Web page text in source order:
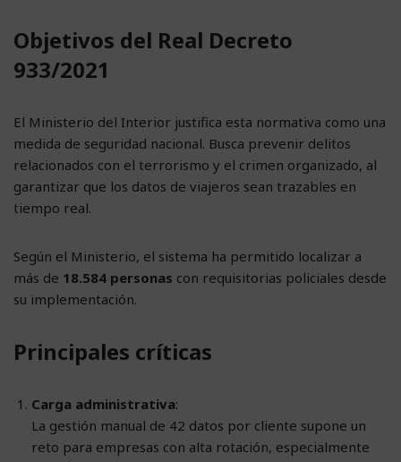
Objetivos del Real Decreto
933/2021
El Ministerio del Interior justifica esta normativa como una
medida de seguridad nacional. Busca prevenir delitos
relacionados con el terrorismo y el crimen organizado, al
garantizar que los datos de viajeros sean trazables en
tiempo real.
Según el Ministerio, el sistema ha permitido localizar a
más de 18.584 personas con requisitorias policiales desde
su implementación.
Principales críticas
Carga administrativa:
La gestión manual de 42 datos por cliente supone un
reto para empresas con alta rotación, especialmente